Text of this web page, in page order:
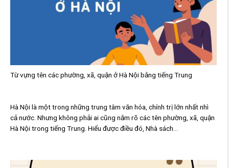
Từ vựng tên các phường, xã, quận ở Hà Nội bằng tiếng Trung
Hà Nội là một trong những trung tâm văn hóa, chính trị lớn nhất nhì
cả nước. Nhưng không phải ai cũng nắm rõ các tên phường, xã, quận
Hà Nội trong tiếng Trung. Hiểu được điều đó, Nhà sách...